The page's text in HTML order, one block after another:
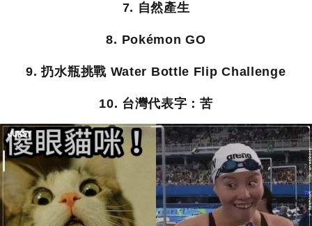
7. 自然產生
8. Pokémon GO
9. 扔水瓶挑戰 Water Bottle Flip Challenge
10. 台灣代表字：苦